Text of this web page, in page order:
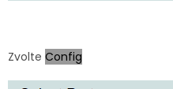
Zvolte Config